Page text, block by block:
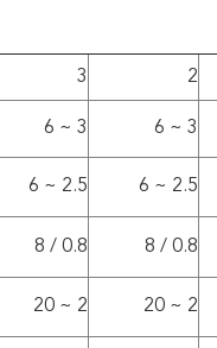
2
3
3 ~ 6
3 ~ 6
2.5 ~ 6
2.5 ~ 6
0.8 / 8
0.8 / 8
2 ~ 20
2 ~ 20